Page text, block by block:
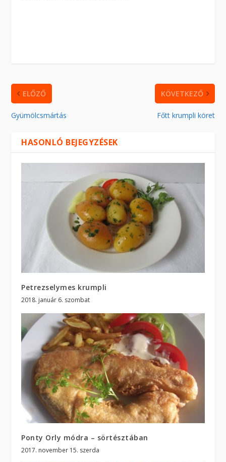
ELŐZŐ
Gyümölcsmártás
KÖVETKEZŐ
Főtt krumpli köret
HASONLÓ BEJEGYZÉSEK
Petrezselymes krumpli
2018. január 6. szombat
Ponty Orly módra – sörtésztában
2017. november 15. szerda